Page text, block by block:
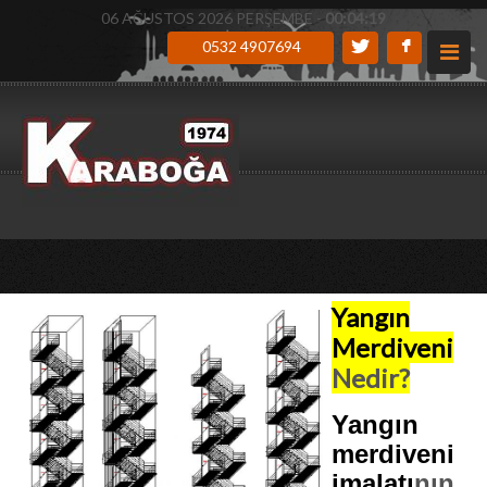
06 AĞUSTOS 2026 PERŞEMBE - 00:04:20
0532 4907694
Yangın
Merdiveni
Nedir?
Yangın
merdiveni